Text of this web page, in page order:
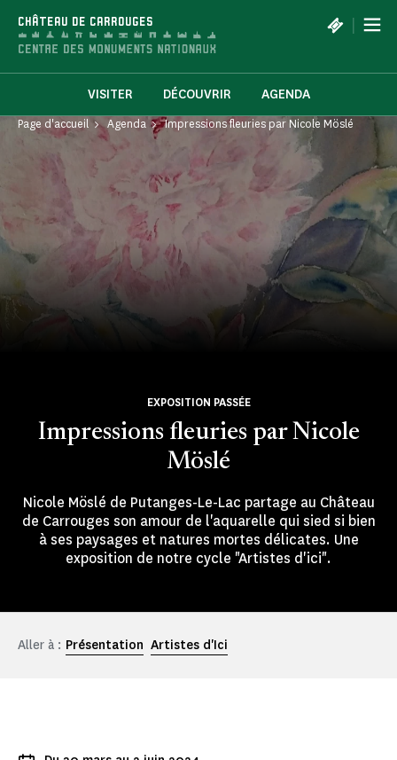
CHÂTEAU DE CARROUGES |
VISITER DÉCOUVRIR AGENDA
Page d'accueil Agenda Impressions fleuries par Nicole Möslé
Impressions fleuries par Nicole
Möslé
EXPOSITION PASSÉE
Nicole Möslé de Putanges-Le-Lac partage au Château
de Carrouges son amour de l'aquarelle qui sied si bien
à ses paysages et natures mortes délicates. Une
exposition de notre cycle "Artistes d'ici".
Aller à : Présentation Artistes d'Ici